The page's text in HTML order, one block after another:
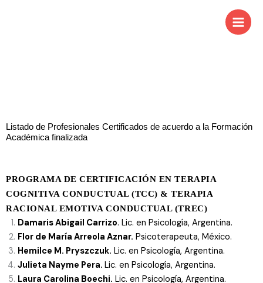
Listado de Profesionales Certificados de acuerdo a la Formación
Académica finalizada
PROGRAMA DE CERTIFICACIÓN EN TERAPIA
COGNITIVA CONDUCTUAL (TCC) & TERAPIA
RACIONAL EMOTIVA CONDUCTUAL (TREC)
Damaris Abigail Carrizo. Lic. en Psicología, Argentina.
Flor de María Arreola Aznar. Psicoterapeuta, México.
Hemilce M. Pryszczuk. Lic. en Psicología, Argentina.
Julieta Nayme Pera. Lic. en Psicología, Argentina.
Laura Carolina Boechi. Lic. en Psicología, Argentina.